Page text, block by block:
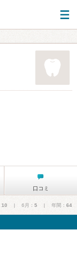
口コミ
10 | 6月： 5 | 年間： 64